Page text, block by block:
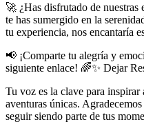
🚀 ¿Has disfrutado de nuestras
te has sumergido en la
tu experiencia, nos encantaría
📢 ¡Comparte tu alegría y
siguiente enlace! 🌈✨ Dejar
Tu voz es la clave para
aventuras únicas.
seguir siendo parte de tus